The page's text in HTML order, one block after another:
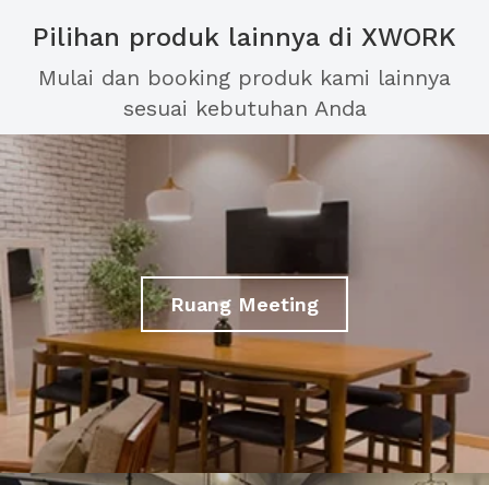
Pilihan produk lainnya di XWORK
Mulai dan booking produk kami lainnya
sesuai kebutuhan Anda
Ruang Meeting